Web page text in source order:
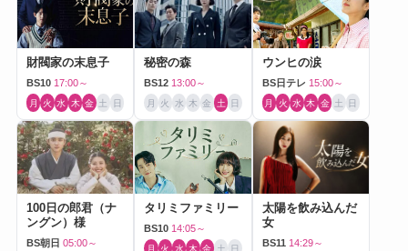
財閥家の末息子
BS10 17:00～
月 火 水 木 金 土 日
秘密の森
BS12 13:00～
月 火 水 木 金 土 日
ウンヒの涙
BS日テレ 15:00～
月 火 水 木 金 土 日
100日の郎君（ナ
ングン）様
BS朝日 05:00～
タリミファミリー
BS10 14:05～
月 火 水 木 金 土 日
太陽を飲み込んだ
女
BS11 14:29～